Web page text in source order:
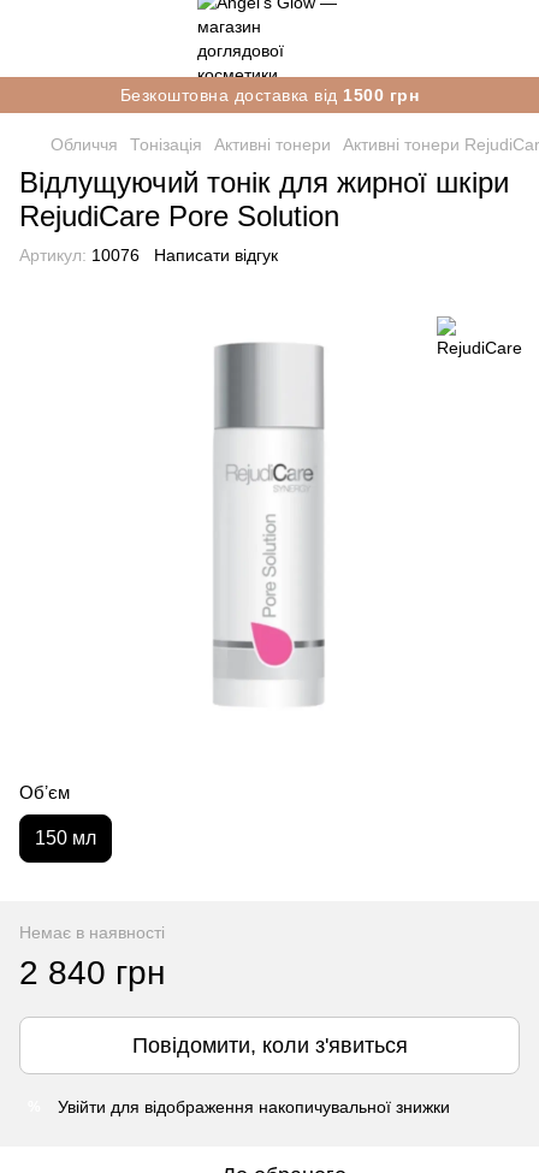
Безкоштовна доставка від 1500 грн
Обличчя Тонізація Активні тонери Активні тонери
Відлущуючий тонік для жирної шкіри
RejudiCare Pore Solution
Артикул: 10076 Написати відгук
Обʼєм
150 мл
Немає в наявності
2 840 грн
Повідомити, коли з'явиться
Увійти для відображення накопичувальної знижки